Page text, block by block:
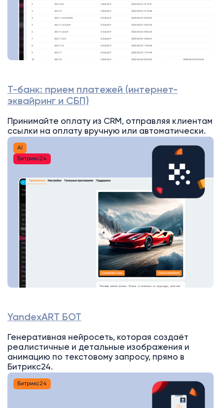
Т-банк: прием платежей (интернет-
эквайринг и СБП)
Принимайте оплату из CRM, отправляя клиентам
ссылки на оплату вручную или автоматически.
AI
Битрикс24
YandexART БОТ
Генеративная нейросеть, которая создаёт
реалистичные и детальные изображения и
анимацию по текстовому запросу, прямо в
Битрикс24.
Битрикс24